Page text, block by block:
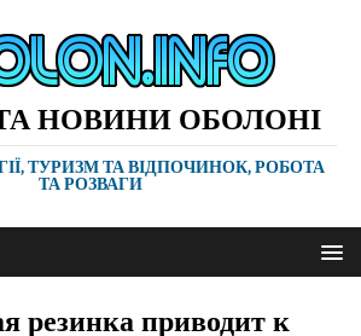
НОВИНИ ОБОЛОНІ
ТУРИЗМ ТА ВІДПОЧИНОК, РОБОТА
ТА РОЗВАГИ
резинка приводит к